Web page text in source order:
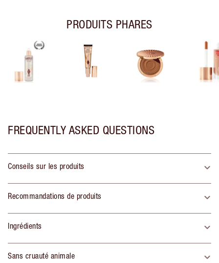
PRODUITS PHARES
FREQUENTLY ASKED QUESTIONS
Conseils sur les produits
Recommandations de produits
Ingrédients
Sans cruauté animale